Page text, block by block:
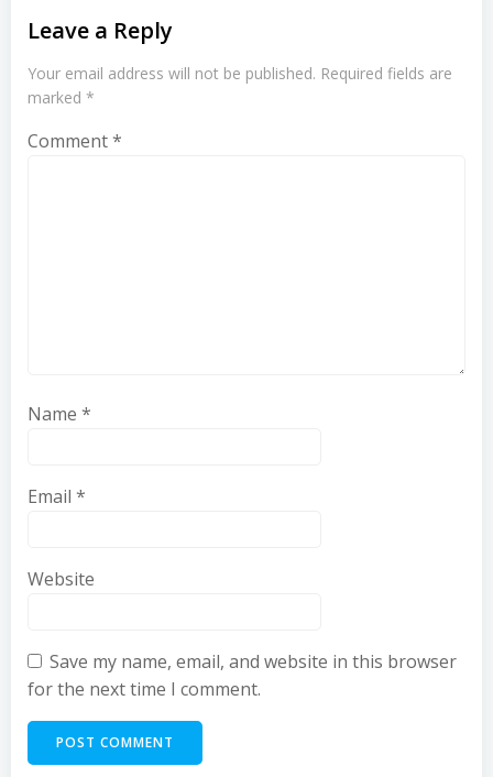
Leave a Reply
Your email address will not be published. Required fields are
marked *
Comment*
Name *
Email *
Website
Save my name, email, and website in this browser
for the next time I comment.